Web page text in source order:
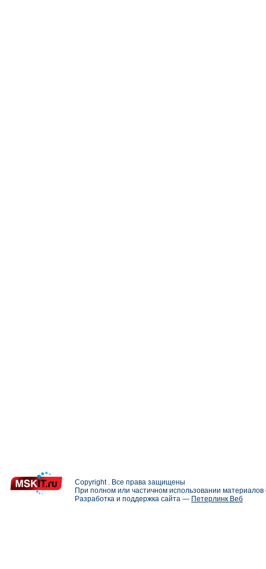
Copyright . Все права защищены
При полном или частичном использовании
Разработка и поддержка сайта — Петерлинк Веб